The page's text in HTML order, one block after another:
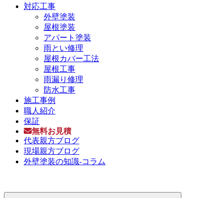
対応工事
外壁塗装
屋根塗装
アパート塗装
雨とい修理
屋根カバー工法
屋根工事
雨漏り修理
防水工事
施工事例
職人紹介
保証
無料お見積
代表親方ブログ
現場親方ブログ
外壁塗装の知識-コラム